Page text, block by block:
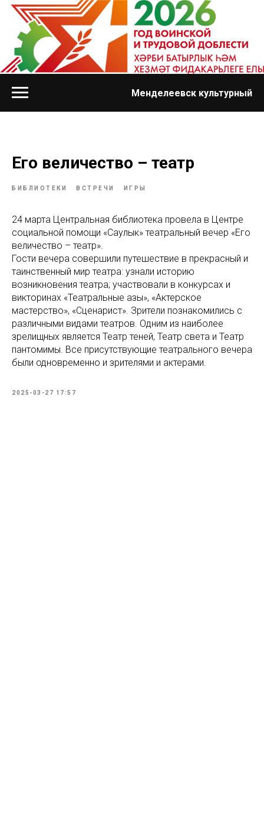
Менделеевск культурный
Его величество – театр
БИБЛИОТЕКИ ВСТРЕЧИ ИГРЫ
24 марта Центральная библиотека провела в Центре
социальной помощи «Саулык» театральный вечер «Его
величество – театр».
Гости вечера совершили путешествие в прекрасный и
таинственный мир театра: узнали историю
возникновения театра; участвовали в конкурсах и
викторинах «Театральные азы», «Актерское
мастерство», «Сценарист». Зрители познакомились с
различными видами театров. Одним из наиболее
зрелищных является Театр теней, Театр света и Театр
пантомимы. Все присутствующие театрального вечера
были одновременно и зрителями и актерами.
2025-03-27 17:57